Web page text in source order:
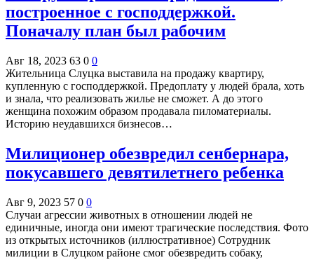
построенное с господдержкой.
Поначалу план был рабочим
Авг 18, 2023 63 0 0
Жительница Слуцка выставила на продажу квартиру,
купленную с господдержкой. Предоплату у людей брала, хоть
и знала, что реализовать жилье не сможет. А до этого
женщина похожим образом продавала пиломатериалы.
Историю неудавшихся бизнесов…
Милиционер обезвредил сенбернара,
покусавшего девятилетнего ребенка
Авг 9, 2023 57 0 0
Случаи агрессии животных в отношении людей не
единичные, иногда они имеют трагические последствия. Фото
из открытых источников (иллюстративное) Сотрудник
милиции в Слуцком районе смог обезвредить собаку,